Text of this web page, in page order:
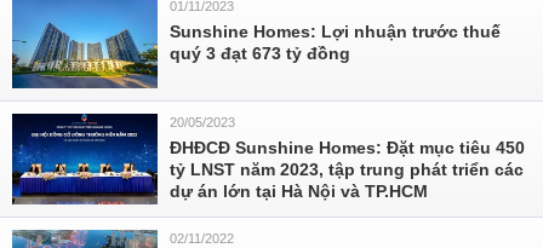
01/11/2023
Sunshine Homes: Lợi nhuận trước thuế
quý 3 đạt 673 tỷ đồng
20/05/2023
ĐHĐCĐ Sunshine Homes: Đặt mục tiêu 450
tỷ LNST năm 2023, tập trung phát triển các
dự án lớn tại Hà Nội và TP.HCM
02/11/2022